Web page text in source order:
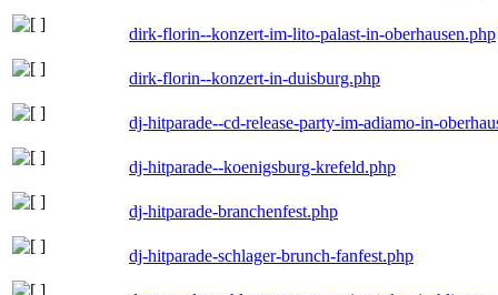
dirk-florin--konzert-im-lito-palast-in-oberhausen.php
dirk-florin--konzert-in-duisburg.php
dj-hitparade--cd-release-party-im-adiamo-in-
dj-hitparade--koenigsburg-krefeld.php
dj-hitparade-branchenfest.php
dj-hitparade-schlager-brunch-fanfest.php